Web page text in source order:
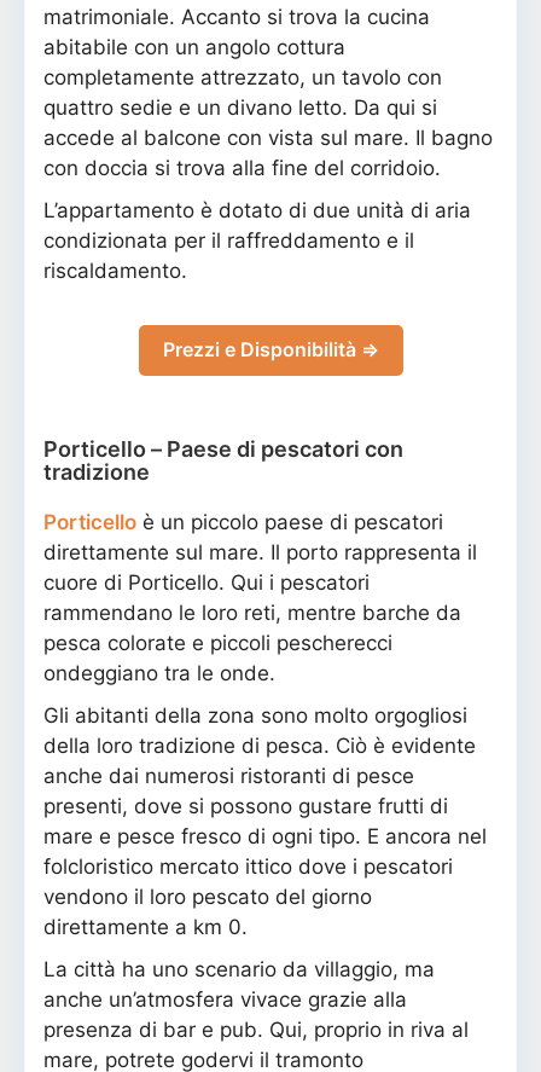
matrimoniale. Accanto si trova la cucina
abitabile con un angolo cottura
completamente attrezzato, un tavolo con
quattro sedie e un divano letto. Da qui si
accede al balcone con vista sul mare. Il bagno
con doccia si trova alla fine del corridoio.
L’appartamento è dotato di due unità di aria
condizionata per il raffreddamento e il
riscaldamento.
Prezzi e Disponibilità ⇒
Porticello – Paese di pescatori con
tradizione
Porticello è un piccolo paese di pescatori
direttamente sul mare. Il porto rappresenta il
cuore di Porticello. Qui i pescatori
rammendano le loro reti, mentre barche da
pesca colorate e piccoli pescherecci
ondeggiano tra le onde.
Gli abitanti della zona sono molto orgogliosi
della loro tradizione di pesca. Ciò è evidente
anche dai numerosi ristoranti di pesce
presenti, dove si possono gustare frutti di
mare e pesce fresco di ogni tipo. E ancora nel
folcloristico mercato ittico dove i pescatori
vendono il loro pescato del giorno
direttamente a km 0.
La città ha uno scenario da villaggio, ma
anche un’atmosfera vivace grazie alla
presenza di bar e pub. Qui, proprio in riva al
mare, potrete godervi il tramonto